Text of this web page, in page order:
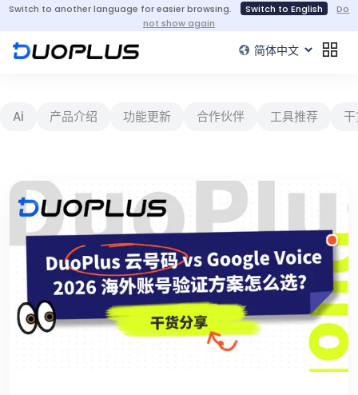
Switch to another language for easier browsing. Switch to English
Do
not show again
Ai 产品介绍 功能更新 合作伙伴 工具推荐